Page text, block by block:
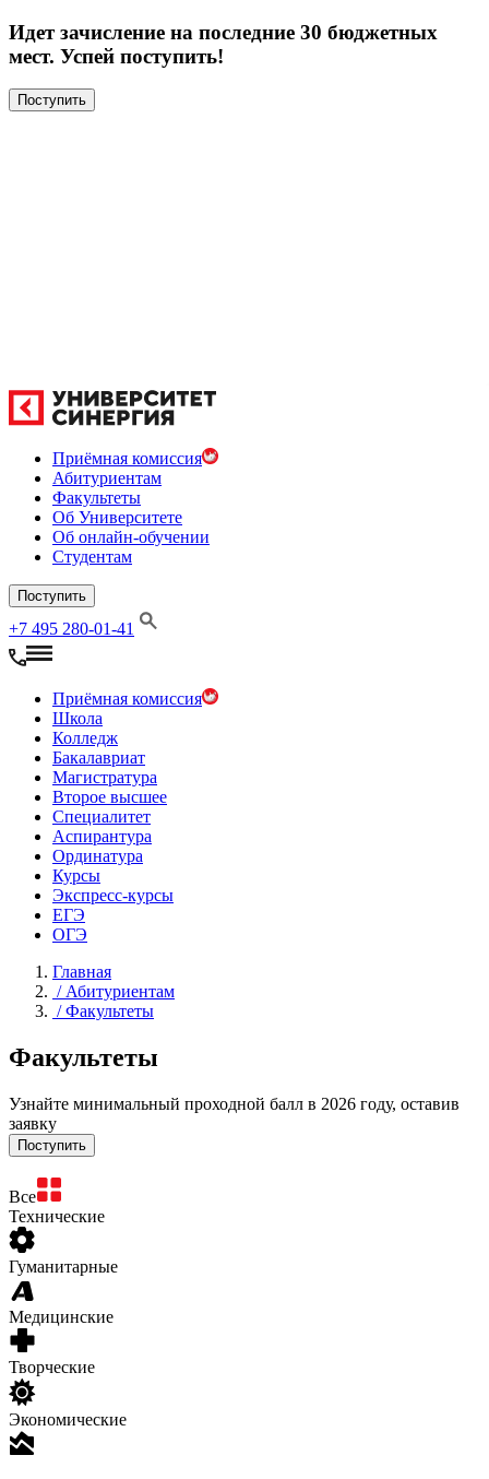
Идет зачисление на последние 30 бюджетных
мест. Успей поступить!
Поступить
Приёмная комиссия
Абитуриентам
Факультеты
Об Университете
Об онлайн-обучении
Студентам
Поступить
+7 495 280-01-41
Приёмная комиссия
Школа
Колледж
Бакалавриат
Магистратура
Второе высшее
Специалитет
Аспирантура
Ординатура
Курсы
Экспресс-курсы
ЕГЭ
ОГЭ
Главная
/Абитуриентам
/Факультеты
Факультеты
Узнайте минимальный проходной балл в 2026 году, оставив
заявку
Поступить
Все
Технические
Гуманитарные
Медицинские
Творческие
Экономические